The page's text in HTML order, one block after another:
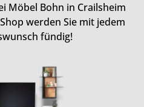
Möbel Bohn in Crailsheim
werden Sie mit jedem
fündig!